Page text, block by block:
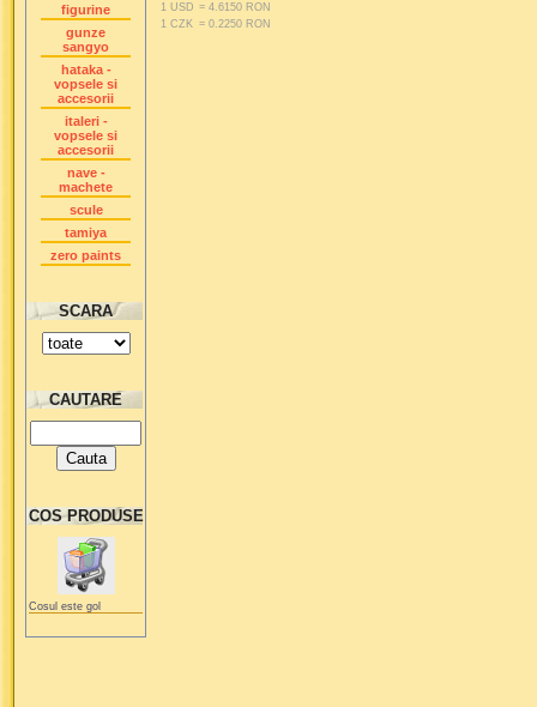
figurine
gunze
sangyo
hataka -
vopsele si
accesorii
italeri -
vopsele si
accesorii
nave -
machete
scule
tamiya
zero paints
SCARA
CAUTARE
COS PRODUSE
Cosul este gol
1 USD = 4.6150 RON
1 CZK = 0.2250 RON